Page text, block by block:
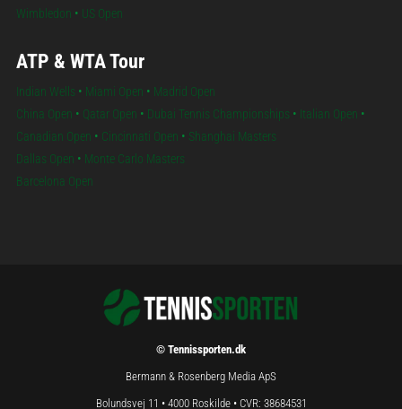
Wimbledon • US Open
ATP & WTA Tour
Indian Wells • Miami Open • Madrid Open
China Open • Qatar Open • Dubai Tennis Championships • Italian Open •
Canadian Open • Cincinnati Open • Shanghai Masters
Dallas Open • Monte Carlo Masters
Barcelona Open
© Tennissporten.dk
Bermann & Rosenberg Media ApS
Bolundsvej 11 • 4000 Roskilde • CVR: 38684531